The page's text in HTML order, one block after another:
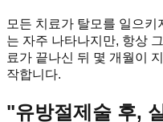
모든 치료가 탈모를 일으
는 자주 나타나지만, 항상
료가 끝나신 뒤 몇 개월이
작합니다.
"유방절제술 후,